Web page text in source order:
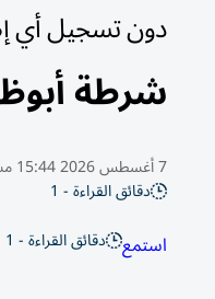
دون تسجيل أي
شرطة
7 أغسطس 2026 15:44 مساء
دقائق القراءة - 1
استمع دقائق القراءة - 1